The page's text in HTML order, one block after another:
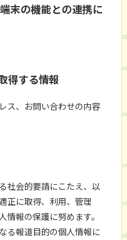
末の機能との連携に
得する情報
ス、お問い合わせの内容
社会的要請にこたえ、以
正に取得、利用、管理
情報の保護に努めます。
る報道目的の個人情報に